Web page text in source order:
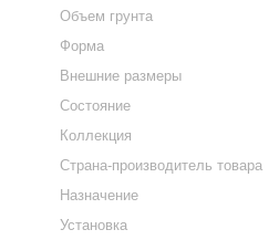
Объем грунта
Форма
Внешние размеры
Состояние
Коллекция
Страна-производитель товара
Назначение
Установка